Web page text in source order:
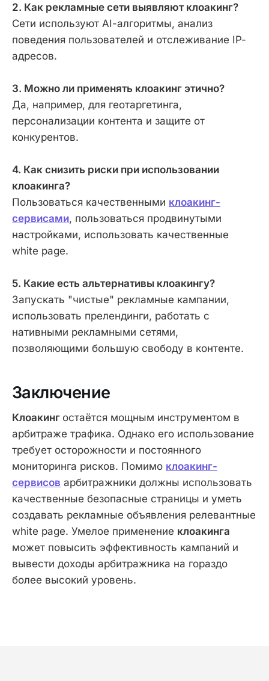
2. Как рекламные сети выявляют клоакинг?
Сети используют AI-алгоритмы, анализ
поведения пользователей и отслеживание IP-
адресов.
3. Можно ли применять клоакинг этично?
Да, например, для геотаргетинга,
персонализации контента и защите от
конкурентов.
4. Как снизить риски при использовании
клоакинга?
Пользоваться качественными клоакинг-
сервисами, пользоваться продвинутыми
настройками, использовать качественные
white page.
5. Какие есть альтернативы клоакингу?
Запускать "чистые" рекламные кампании,
использовать прелендинги, работать с
нативными рекламными сетями,
позволяющими большую свободу в контенте.
Заключение
Клоакинг остаётся мощным инструментом в
арбитраже трафика. Однако его использование
требует осторожности и постоянного
мониторинга рисков. Помимо клоакинг-
сервисов арбитражники должны использовать
качественные безопасные страницы и уметь
создавать рекламные объявления релевантные
white page. Умелое применение клоакинга
может повысить эффективность кампаний и
вывести доходы арбитражника на гораздо
более высокий уровень.